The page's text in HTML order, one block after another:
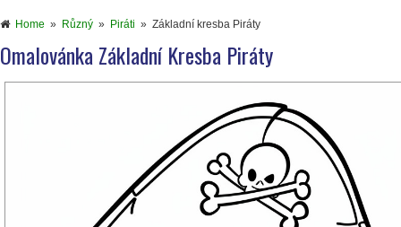
Home » Různý » Piráti » Základní kresba Piráty
Omalovánka Základní Kresba Piráty